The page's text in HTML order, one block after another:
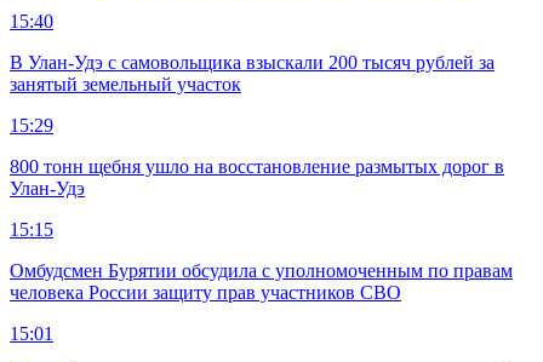
15:40
В Улан-Удэ с самовольщика взыскали 200 тысяч рублей за
занятый земельный участок
15:29
800 тонн щебня ушло на восстановление размытых дорог в
Улан-Удэ
15:15
Омбудсмен Бурятии обсудила с уполномоченным по правам
человека России защиту прав участников СВО
15:01